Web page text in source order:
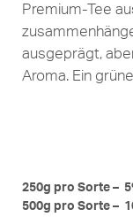
Premium-Tee
ausgeprägt,
Aroma. Ein
250g pro Sorte –
500g pro Sorte –